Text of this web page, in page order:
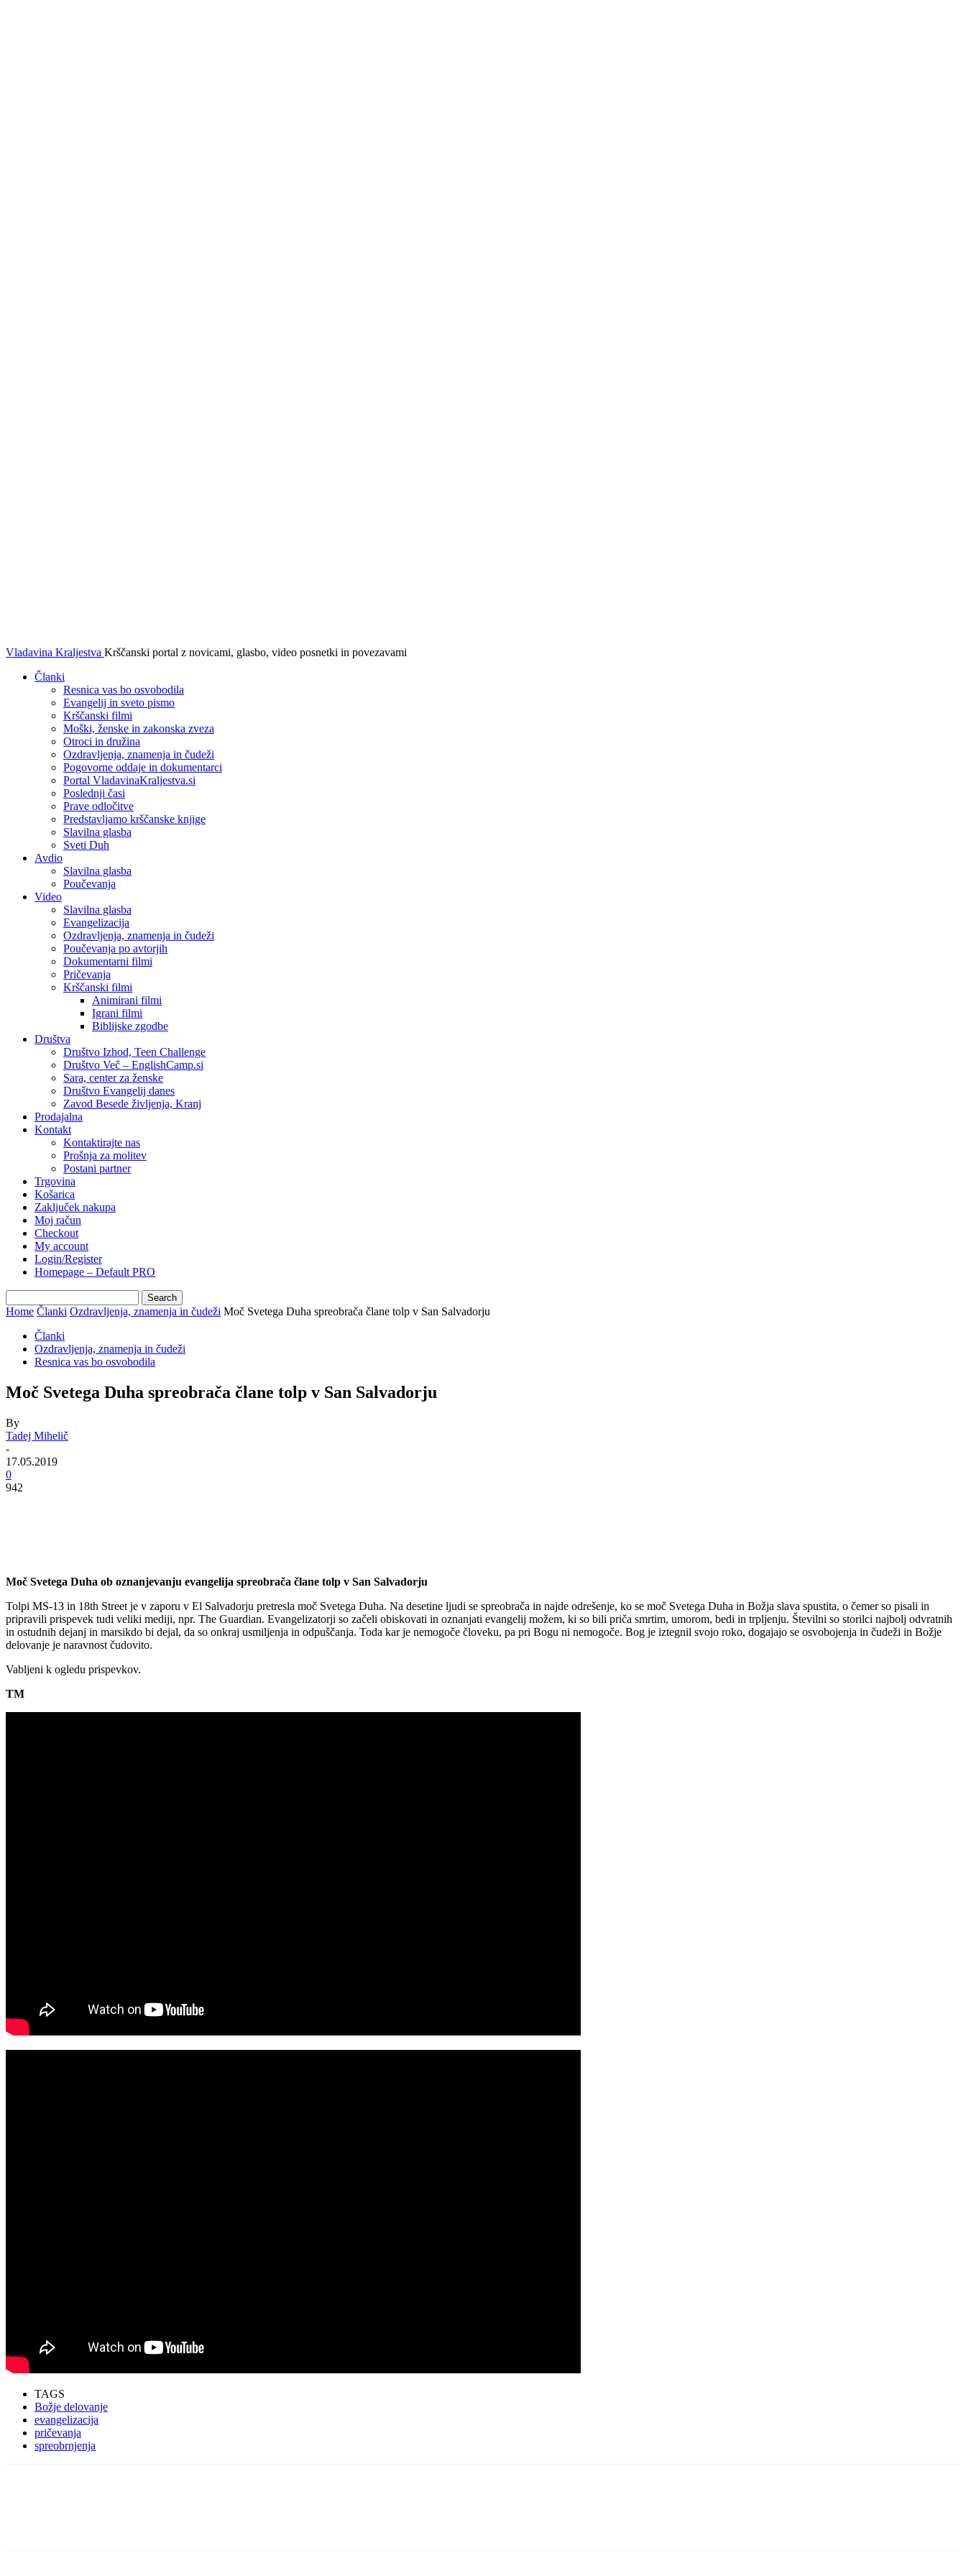
Vladavina Kraljestva Krščanski portal z novicami, glasbo, video posnetki in povezavami
Članki
Resnica vas bo osvobodila
Evangelij in sveto pismo
Krščanski filmi
Moški, ženske in zakonska zveza
Otroci in družina
Ozdravljenja, znamenja in čudeži
Pogovorne oddaje in dokumentarci
Portal VladavinaKraljestva.si
Poslednji časi
Prave odločitve
Predstavljamo krščanske knjige
Slavilna glasba
Sveti Duh
Avdio
Slavilna glasba
Poučevanja
Video
Slavilna glasba
Evangelizacija
Ozdravljenja, znamenja in čudeži
Poučevanja po avtorjih
Dokumentarni filmi
Pričevanja
Krščanski filmi
Animirani filmi
Igrani filmi
Biblijske zgodbe
Društva
Društvo Izhod, Teen Challenge
Društvo Več – EnglishCamp.si
Sara, center za ženske
Društvo Evangelij danes
Zavod Besede življenja, Kranj
Prodajalna
Kontakt
Kontaktirajte nas
Prošnja za molitev
Postani partner
Trgovina
Košarica
Zaključek nakupa
Moj račun
Checkout
My account
Login/Register
Homepage – Default PRO
Home Članki Ozdravljenja, znamenja in čudeži Moč Svetega Duha spreobrača člane tolp v San Salvadorju
Članki
Ozdravljenja, znamenja in čudeži
Resnica vas bo osvobodila
Moč Svetega Duha spreobrača člane tolp v San Salvadorju
By
Tadej Mihelič
-
17.05.2019
0
942
Moč Svetega Duha ob oznanjevanju evangelija spreobrača člane tolp v San Salvadorju
Tolpi MS-13 in 18th Street je v zaporu v El Salvadorju pretresla moč Svetega Duha. Na desetine ljudi se spreobrača in najde odrešenje, ko se moč Svetega Duha in Božja slava spustita, o čemer so pisali in
pripravili prispevek tudi veliki mediji, npr. The Guardian. Evangelizatorji so začeli obiskovati in oznanjati evangelij možem, ki so bili priča smrtim, umorom, bedi in trpljenju. Številni so storilci najbolj odvratnih
in ostudnih dejanj in marsikdo bi dejal, da so onkraj usmiljenja in odpuščanja. Toda kar je nemogoče človeku, pa pri Bogu ni nemogoče. Bog je iztegnil svojo roko, dogajajo se osvobojenja in čudeži in Božje
delovanje je naravnost čudovito.
Vabljeni k ogledu prispevkov.
TM
TAGS
Božje delovanje
evangelizacija
pričevanja
spreobrnjenja